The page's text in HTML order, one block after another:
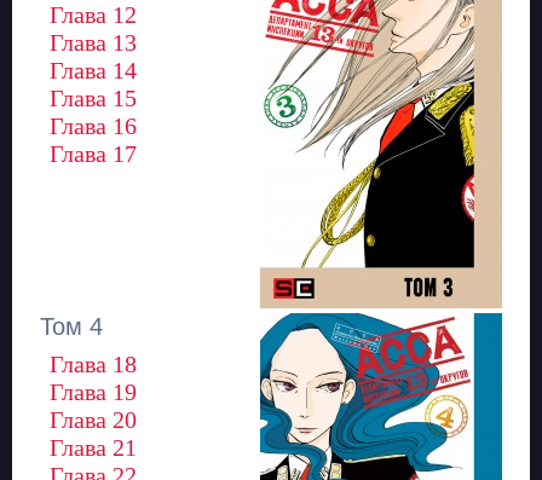
Глава 12
Глава 13
Глава 14
Глава 15
Глава 16
Глава 17
Том 4
Глава 18
Глава 19
Глава 20
Глава 21